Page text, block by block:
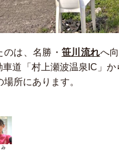
のは、名勝・笹川流れへ
車道「村上瀬波温泉IC」
所にあります。